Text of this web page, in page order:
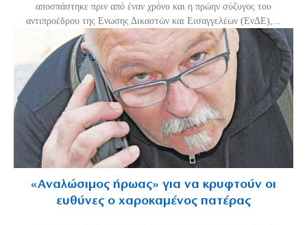
αποσπάστηκε πριν από έναν χρόνο και η πρώην σύζυγος του
αντιπροέδρου της Ενωσης Δικαστών και Εισαγγελέων (ΕνΔΕ),...
«Aναλώσιμος ήρωας» για να κρυφτούν οι
ευθύνες ο χαροκαμένος πατέρας